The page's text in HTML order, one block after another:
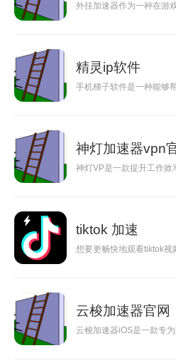
外挂加速器作为一种在游
精灵ip软件
手机梯子软件是一种能够
神灯加速器vpn
神灯VP是一款提升工作
tiktok 加速
想要更畅快地观看tiktok
云梭加速器官网
云梭加速器iOS是一款专